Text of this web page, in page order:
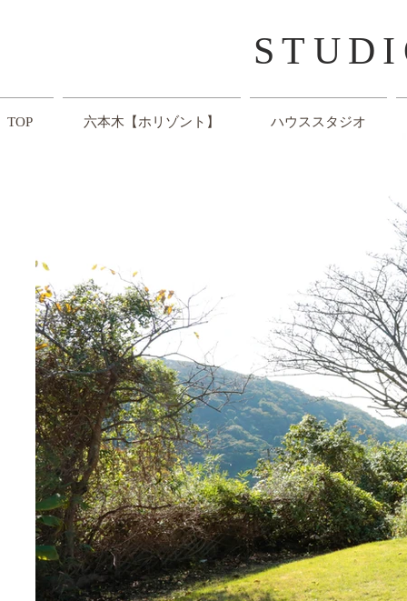
TOP 六本木【ホリゾント】 ハウススタジオ